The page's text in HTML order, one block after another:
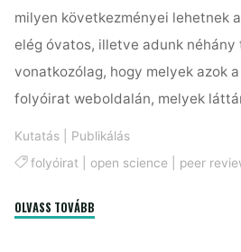
milyen következményei lehetnek
elég óvatos, illetve adunk néhány
vonatkozólag, hogy melyek azok
folyóirat weboldalán, melyek
Kutatás
Publikálás
folyóirat
open science peer
OLVASS TOVÁBB